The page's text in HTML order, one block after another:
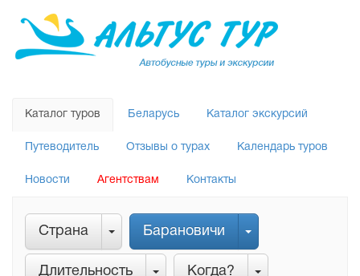
Каталог туров Беларусь Каталог экскурсий
Путеводитель Отзывы о турах Календарь туров
Новости Агентствам Контакты
Страна Барановичи
Длительность Когда?